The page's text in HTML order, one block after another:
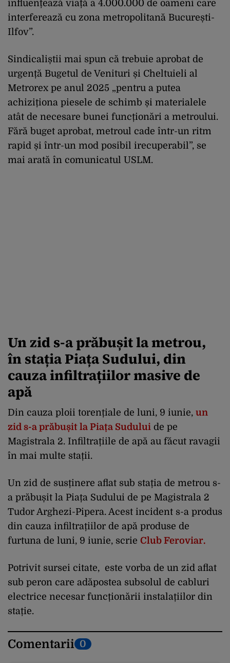
influențează viață a 4.000.000 de oameni care
interferează cu zona metropolitană București-
Ilfov”.
Sindicaliștii mai spun că trebuie aprobat de
urgență Bugetul de Venituri și Cheltuieli al
Metrorex pe anul 2025 „pentru a putea
achiziționa piesele de schimb și materialele
atât de necesare bunei funcționări a metroului.
Fără buget aprobat, metroul cade într-un ritm
rapid și într-un mod posibil irecuperabil”, se
mai arată în comunicatul USLM.
Un zid s-a prăbușit la metrou,
în stația Piața Sudului, din
cauza infiltrațiilor masive de
apă
Din cauza ploii torențiale de luni, 9 iunie, un
zid s-a prăbușit la Piața Sudului de pe
Magistrala 2. Infiltrațiile de apă au făcut ravagii
în mai multe stații.
Un zid de susținere aflat sub stația de metrou s-
a prăbușit la Piața Sudului de pe Magistrala 2
Tudor Arghezi-Pipera. Acest incident s-a produs
din cauza infiltrațiilor de apă produse de
furtuna de luni, 9 iunie, scrie Club Feroviar.
Potrivit sursei citate, este vorba de un zid aflat
sub peron care adăpostea subsolul de cabluri
electrice necesar funcționării instalațiilor din
stație.
Comentarii 0